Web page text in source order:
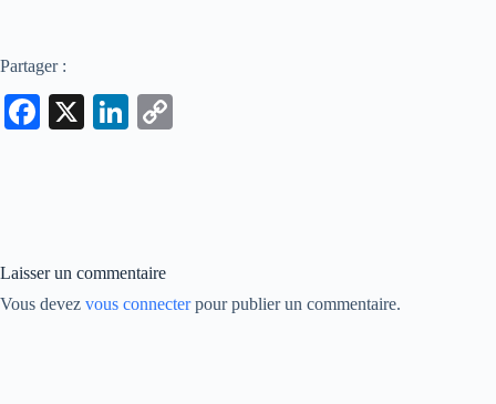
Partager :
Fa
X
Li
Laisser un commentaire
Vous devez vous connecterpour publier un commentaire.